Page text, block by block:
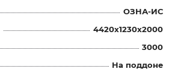
ОЗНА-ИС
4420x1230x2000
3000
На поддоне